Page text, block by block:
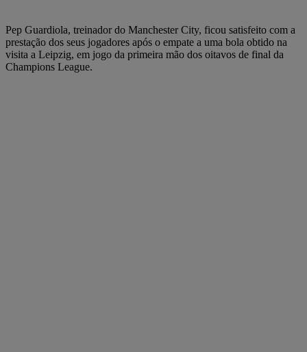
Pep Guardiola, treinador do Manchester City, ficou satisfeito com a
prestação dos seus jogadores após o empate a uma bola obtido na
visita a Leipzig, em jogo da primeira mão dos oitavos de final da
Champions League.